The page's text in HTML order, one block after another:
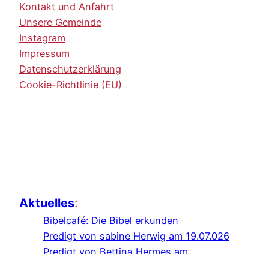
Kontakt und Anfahrt
Unsere Gemeinde
Instagram
Impressum
Datenschutzerklärung
Cookie-Richtlinie (EU)
Aktuelles:
Bibelcafé: Die Bibel erkunden
Predigt von sabine Herwig am 19.07.026